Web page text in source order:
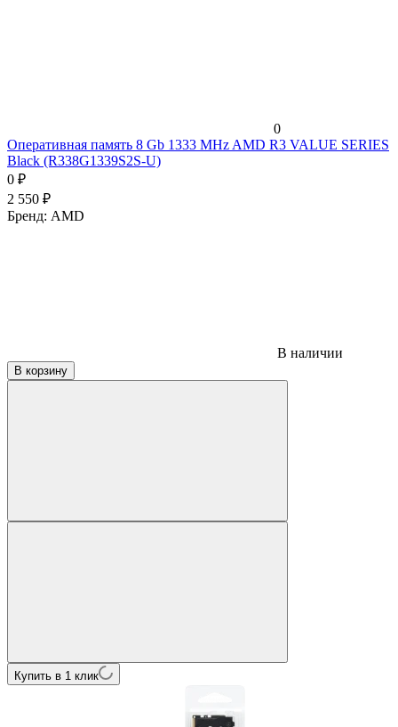
0
Оперативная память 8 Gb 1333 MHz AMD R3 VALUE SERIES
Black (R338G1339S2S-U)
0 ₽
2 550 ₽
Бренд: AMD
В наличии
В корзину
Купить в 1 клик